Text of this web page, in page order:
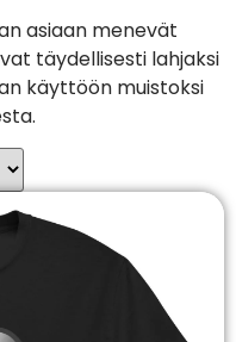
asiaan menevät
täydellisesti lahjaksi
käyttöön muistoksi